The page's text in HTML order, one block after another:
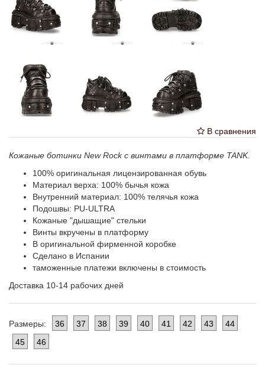
В сравнения
Кожаные ботинки New Rock с винтами в платформе TANK.
100% оригинальная лицензированная обувь
Материал верха: 100% бычья кожа
Внутренний материал: 100% телячья кожа
Подошвы: PU-ULTRA
Кожаные "дышащие" стельки
Винты вкручены в платформу
В оригинальной фирменной коробке
Сделано в Испании
таможенные платежи включены в стоимость
Доставка 10-14 рабочих дней
Размеры: 36 37 38 39 40 41 42 43
44
45
46